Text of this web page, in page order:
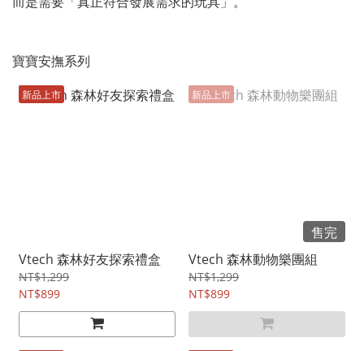
寶寶安撫系列
新品上市
Vtech 森林好友探索禮盒
NT$1,299
NT$899
新品上市
售完
Vtech 森林動物樂團組
NT$1,299
NT$899